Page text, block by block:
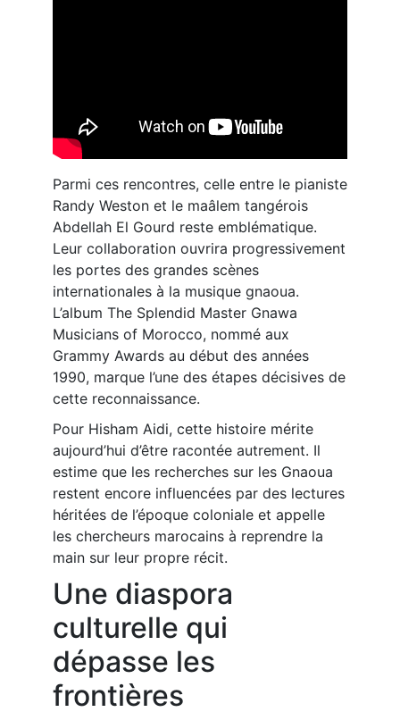
Parmi ces rencontres, celle entre le pianiste
Randy Weston et le maâlem tangérois
Abdellah El Gourd reste emblématique.
Leur collaboration ouvrira progressivement
les portes des grandes scènes
internationales à la musique gnaoua.
L’album The Splendid Master Gnawa
Musicians of Morocco, nommé aux
Grammy Awards au début des années
1990, marque l’une des étapes décisives de
cette reconnaissance.
Pour Hisham Aidi, cette histoire mérite
aujourd’hui d’être racontée autrement. Il
estime que les recherches sur les Gnaoua
restent encore influencées par des lectures
héritées de l’époque coloniale et appelle
les chercheurs marocains à reprendre la
main sur leur propre récit.
Une diaspora
culturelle qui
dépasse les
frontières